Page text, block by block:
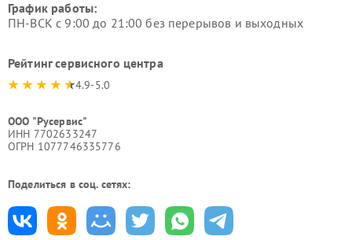
График работы:
ПН-ВСК с 9:00 до 21:00 без перерывов и выходных
Рейтинг сервисного центра
4.9-5.0
ООО "Русервис"
ИНН 7702633247
ОГРН 1077746335776
Поделиться в соц. сетях: